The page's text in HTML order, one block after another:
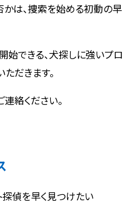
かは、捜索を始める初動の早
始できる、犬探しに強いプロ
だきます。
連絡ください。
偵を早く見つけたい